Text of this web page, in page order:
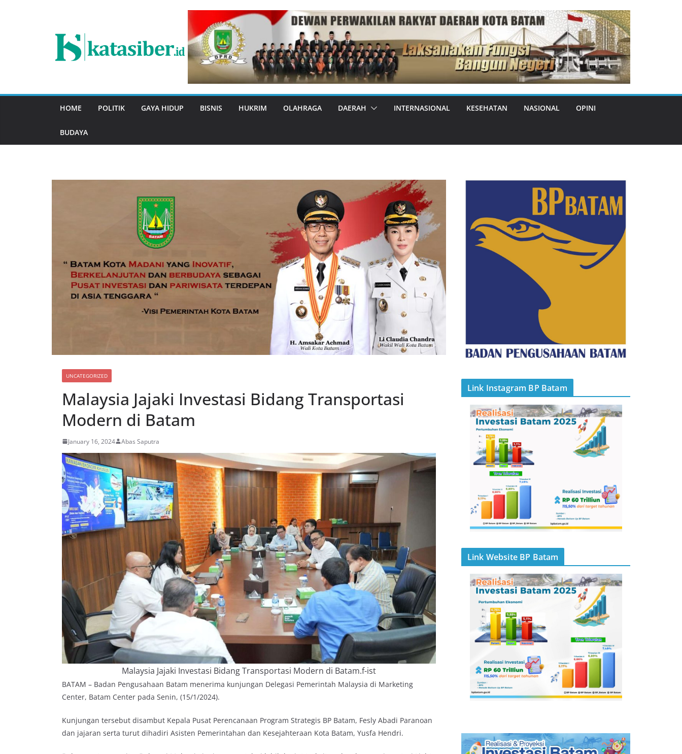
HOME POLITIK GAYA HIDUP BISNIS HUKRIM OLAHRAGA DAERAH INTERNASIONAL KESEHATAN NASIONAL OPINI
BUDAYA
UNCATEGORIZED
Malaysia Jajaki Investasi Bidang Transportasi
Modern di Batam
January 16, 2024 Abas Saputra
Malaysia Jajaki Investasi Bidang Transportasi Modern di Batam.f-ist
BATAM – Badan Pengusahaan Batam menerima kunjungan Delegasi Pemerintah Malaysia di Marketing
Center, Batam Center pada Senin, (15/1/2024).
Kunjungan tersebut disambut Kepala Pusat Perencanaan Program Strategis BP Batam, Fesly Abadi Paranoan
dan jajaran serta turut dihadiri Asisten Pemerintahan dan Kesejahteraan Kota Batam, Yusfa Hendri.
Link Instagram BP Batam
Link Website BP Batam